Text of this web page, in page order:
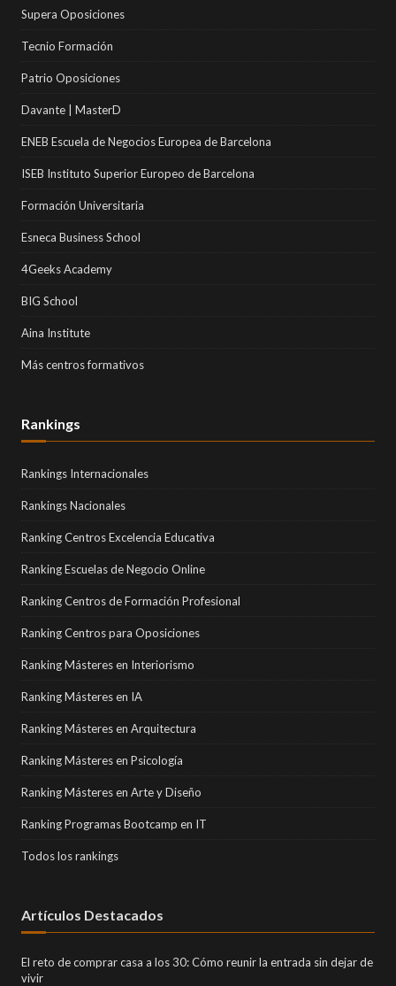
Supera Oposiciones
Tecnio Formación
Patrio Oposiciones
Davante | MasterD
ENEB Escuela de Negocios Europea de Barcelona
ISEB Instituto Superior Europeo de Barcelona
Formación Universitaria
Esneca Business School
4Geeks Academy
BIG School
Aina Institute
Más centros formativos
Rankings
Rankings Internacionales
Rankings Nacionales
Ranking Centros Excelencia Educativa
Ranking Escuelas de Negocio Online
Ranking Centros de Formación Profesional
Ranking Centros para Oposiciones
Ranking Másteres en Interiorismo
Ranking Másteres en IA
Ranking Másteres en Arquitectura
Ranking Másteres en Psicología
Ranking Másteres en Arte y Diseño
Ranking Programas Bootcamp en IT
Todos los rankings
Artículos Destacados
El reto de comprar casa a los 30: Cómo reunir la entrada sin dejar de
vivir